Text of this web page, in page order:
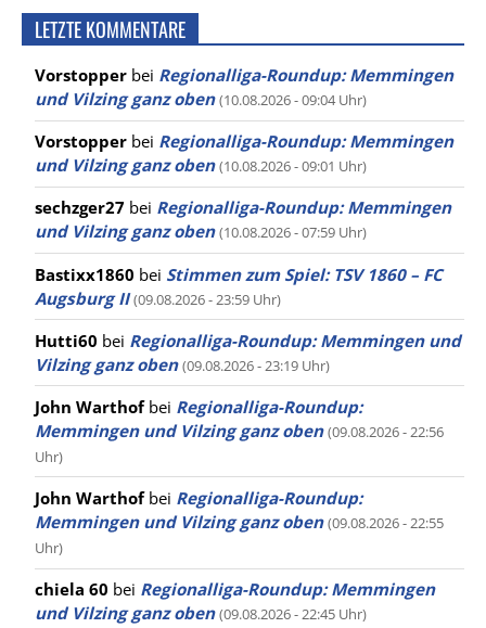
LETZTE KOMMENTARE
Vorstopper bei Regionalliga-Roundup: Memmingen
und Vilzing ganz oben (10.08.2026 - 09:04 Uhr)
Vorstopper bei Regionalliga-Roundup: Memmingen
und Vilzing ganz oben (10.08.2026 - 09:01 Uhr)
sechzger27 bei Regionalliga-Roundup: Memmingen
und Vilzing ganz oben (10.08.2026 - 07:59 Uhr)
Bastixx1860 bei Stimmen zum Spiel: TSV 1860 – FC
Augsburg II (09.08.2026 - 23:59 Uhr)
Hutti60 bei Regionalliga-Roundup: Memmingen und
Vilzing ganz oben (09.08.2026 - 23:19 Uhr)
John Warthofbei Regionalliga-Roundup:
Memmingen und Vilzing ganz oben (09.08.2026 - 22:56
Uhr)
John Warthofbei Regionalliga-Roundup:
Memmingen und Vilzing ganz oben (09.08.2026 - 22:55
Uhr)
chiela 60 bei Regionalliga-Roundup: Memmingen
und Vilzing ganz oben (09.08.2026 - 22:45 Uhr)